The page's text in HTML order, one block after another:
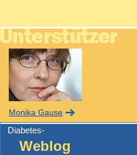
Monika Gause
Diabetes-
Weblog